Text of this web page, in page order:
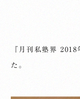
『月刊私塾界
た。